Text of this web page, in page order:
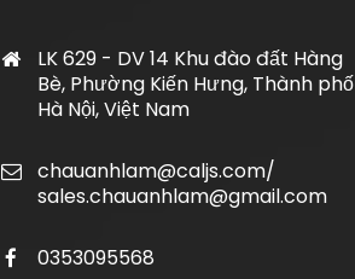
LK 629 - DV 14 Khu đào đất Hàng
Bè, Phường Kiến Hưng, Thành phố
Hà Nội, Việt Nam
chauanhlam@caljs.com/
sales.chauanhlam@gmail.com
0353095568